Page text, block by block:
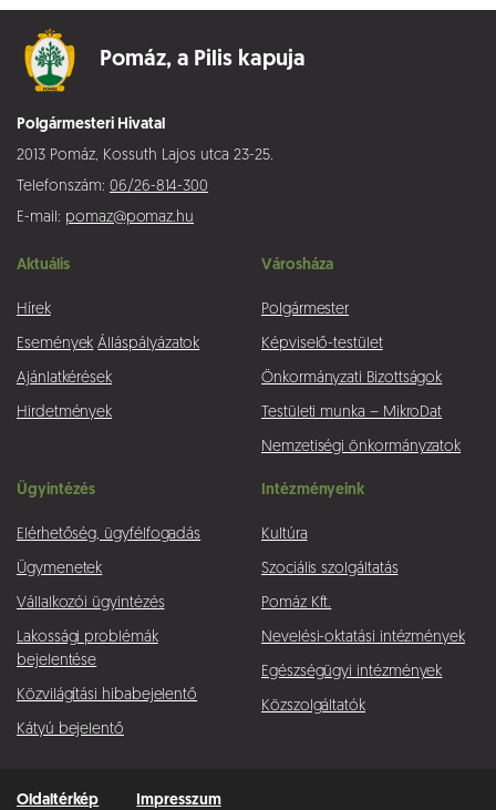
Pomáz, a Pilis kapuja
Polgármesteri Hivatal
2013 Pomáz, Kossuth Lajos utca 23-25.
Telefonszám: 06/26-814-300
E-mail: pomaz@pomaz.hu
Aktuális
Hírek
Események Álláspályázatok
Ajánlatkérések
Hirdetmények
Városháza
Polgármester
Képviselő-testület
Önkormányzati Bizottságok
Testületi munka – MikroDat
Nemzetiségi önkormányzatok
Ügyintézés
Elérhetőség, ügyfélfogadás
Ügymenetek
Vállalkozói ügyintézés
Lakossági problémák
bejelentése
Közvilágítási hibabejelentő
Kátyú bejelentő
Intézményeink
Kultúra
Szociális szolgáltatás
Pomáz Kft.
Nevelési-oktatási intézmények
Egészségügyi intézmények
Közszolgáltatók
Oldaltérkép Impresszum